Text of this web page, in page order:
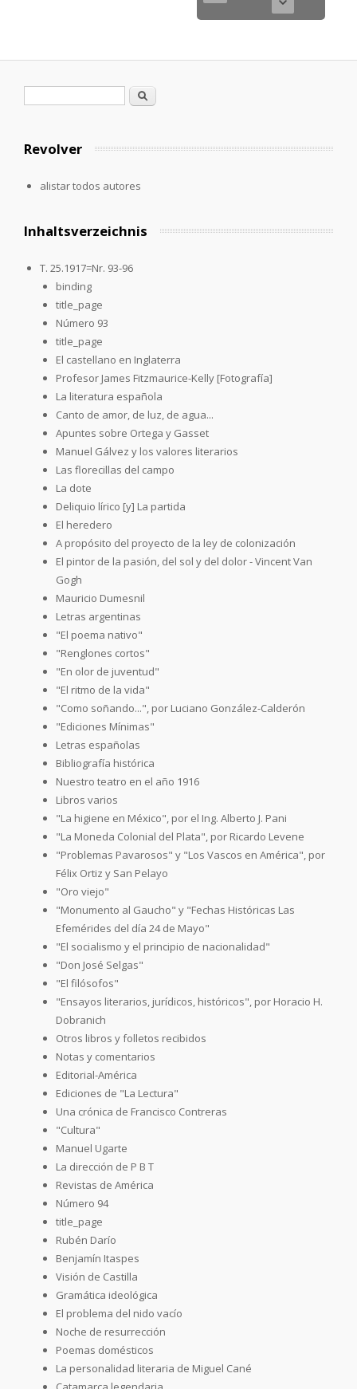
Formulario de búsqueda
Buscar
Revolver
alistar todos autores
Inhaltsverzeichnis
T. 25.1917=Nr. 93-96
binding
title_page
Número 93
title_page
El castellano en Inglaterra
Profesor James Fitzmaurice-Kelly [Fotografía]
La literatura española
Canto de amor, de luz, de agua...
Apuntes sobre Ortega y Gasset
Manuel Gálvez y los valores literarios
Las florecillas del campo
La dote
Deliquio lírico [y] La partida
El heredero
A propósito del proyecto de la ley de colonización
El pintor de la pasión, del sol y del dolor - Vincent Van
Gogh
Mauricio Dumesnil
Letras argentinas
"El poema nativo"
"Renglones cortos"
"En olor de juventud"
"El ritmo de la vida"
"Como soñando...", por Luciano González-Calderón
"Ediciones Mínimas"
Letras españolas
Bibliografía histórica
Nuestro teatro en el año 1916
Libros varios
"La higiene en México", por el Ing. Alberto J. Pani
"La Moneda Colonial del Plata", por Ricardo Levene
"Problemas Pavarosos" y "Los Vascos en América", por
Félix Ortiz y San Pelayo
"Oro viejo"
"Monumento al Gaucho" y "Fechas Históricas Las
Efemérides del día 24 de Mayo"
"El socialismo y el principio de nacionalidad"
"Don José Selgas"
"El filósofos"
"Ensayos literarios, jurídicos, históricos", por Horacio H.
Dobranich
Otros libros y folletos recibidos
Notas y comentarios
Editorial-América
Ediciones de "La Lectura"
Una crónica de Francisco Contreras
"Cultura"
Manuel Ugarte
La dirección de P B T
Revistas de América
Número 94
title_page
Rubén Darío
Benjamín Itaspes
Visión de Castilla
Gramática ideológica
El problema del nido vacío
Noche de resurrección
Poemas domésticos
La personalidad literaria de Miguel Cané